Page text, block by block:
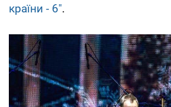
країни - 6".